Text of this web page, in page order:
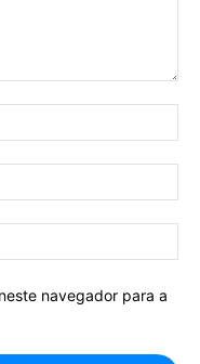
navegador para a